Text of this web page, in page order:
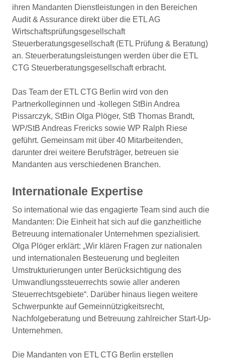
ihren Mandanten Dienstleistungen in den Bereichen
Audit & Assurance direkt über die ETL AG
Wirtschaftsprüfungsgesellschaft
Steuerberatungsgesellschaft (ETL Prüfung & Beratung)
an. Steuerberatungsleistungen werden über die ETL
CTG Steuerberatungsgesellschaft erbracht.
Das Team der ETL CTG Berlin wird von den
Partnerkolleginnen und -kollegen StBin Andrea
Pissarczyk, StBin Olga Plöger, StB Thomas Brandt,
WP/StB Andreas Frericks sowie WP Ralph Riese
geführt. Gemeinsam mit über 40 Mitarbeitenden,
darunter drei weitere Berufsträger, betreuen sie
Mandanten aus verschiedenen Branchen.
Internationale Expertise
So international wie das engagierte Team sind auch die
Mandanten: Die Einheit hat sich auf die ganzheitliche
Betreuung internationaler Unternehmen spezialisiert.
Olga Plöger erklärt: „Wir klären Fragen zur nationalen
und internationalen Besteuerung und begleiten
Umstrukturierungen unter Berücksichtigung des
Umwandlungssteuerrechts sowie aller anderen
Steuerrechtsgebiete“. Darüber hinaus liegen weitere
Schwerpunkte auf Gemeinnützigkeitsrecht,
Nachfolgeberatung und Betreuung zahlreicher Start-Up-
Unternehmen.
Die Mandanten von ETL CTG Berlin erstellen